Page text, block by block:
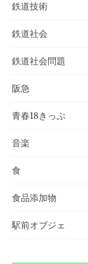
鉄道技術
鉄道社会
鉄道社会問題
阪急
青春18きっぷ
音楽
食
食品添加物
駅前オブジェ